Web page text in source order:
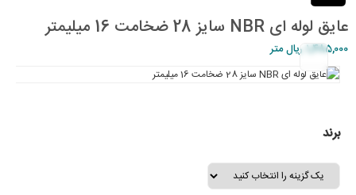
عایق لوله ای NBR سایز 28 ضخامت 16 میلیمتر
1,485,000 ریالمتر
برند